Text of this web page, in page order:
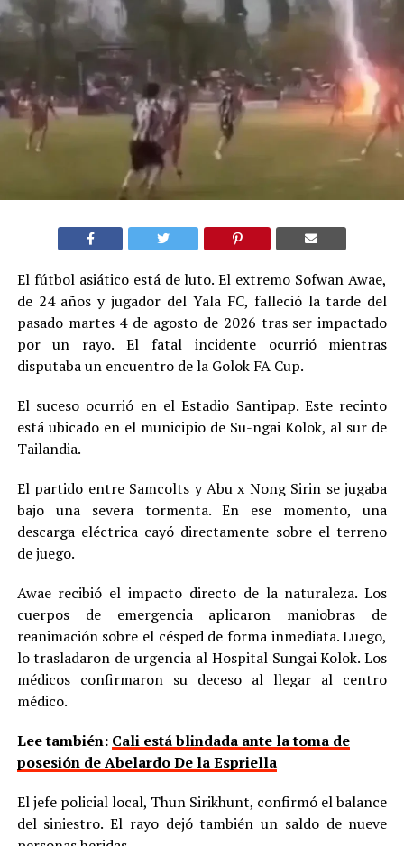
El fútbol asiático está de luto. El extremo Sofwan Awae,
de 24 años y jugador del Yala FC, falleció la tarde del
pasado martes 4 de agosto de 2026 tras ser impactado
por un rayo. El fatal incidente ocurrió mientras
disputaba un encuentro de la Golok FA Cup.
El suceso ocurrió en el Estadio Santipap. Este recinto
está ubicado en el municipio de Su-ngai Kolok, al sur de
Tailandia.
El partido entre Samcolts y Abu x Nong Sirin se jugaba
bajo una severa tormenta. En ese momento, una
descarga eléctrica cayó directamente sobre el terreno
de juego.
Awae recibió el impacto directo de la naturaleza. Los
cuerpos de emergencia aplicaron maniobras de
reanimación sobre el césped de forma inmediata. Luego,
lo trasladaron de urgencia al Hospital Sungai Kolok. Los
médicos confirmaron su deceso al llegar al centro
médico.
Lee también: Cali está blindada ante la toma de
posesión de Abelardo De la Espriella
El jefe policial local, Thun Sirikhunt, confirmó el balance
del siniestro. El rayo dejó también un saldo de nueve